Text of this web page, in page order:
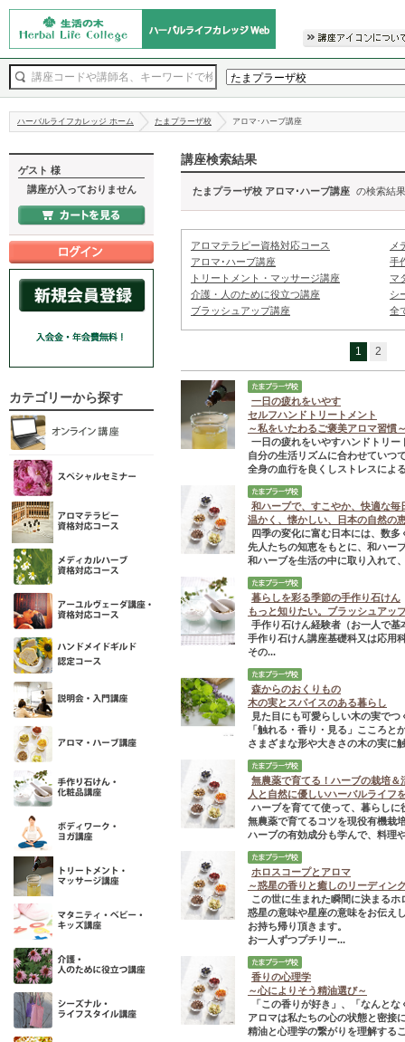
ハーバルライフカレッジ ホーム たまプラーザ校 アロマ･ハーブ講座
ゲスト 様
講座が入っておりません
カテゴリーから探す
講座検索結果
たまプラーザ校 アロマ･ハーブ講座 の検索結
アロマテラピー資格対応コース
メ
アロマ･ハーブ講座
手
トリートメント・マッサージ講座
マ
介護・人のために役立つ講座
シ
ブラッシュアップ講座
全
1 2
一日の疲れをいやす
セルフハンドトリートメント
～私をいたわるご褒美アロマ習慣
一日の疲れをいやすハンドトリー
自分の生活リズムに合わせていつ
全身の血行を良くしストレスによ
和ハーブで、すこやか、快適な毎
温かく、懐かしい、日本の自然の
四季の変化に富む日本には、数
先人たちの知恵をもとに、和ハー
和ハーブを生活の中に取り入れて
暮らしを彩る季節の手作り石けん
もっと知りたい。ブラッシュアッ
手作り石けん経験者（お一人で
手作り石けん講座基礎科又は応用
その...
森からのおくりもの
木の実とスパイスのある暮らし
見た目にも可愛らしい木の実で
「触れる・香り・見る」こころと
さまざまな形や大きさの木の実に
無農薬で育てる！ハーブの栽培＆
人と自然に優しいハーバルライフ
ハーブを育てて使って、暮らしに
無農薬で育てるコツを現役有機栽
ハーブの有効成分も学んで、料理
ホロスコープとアロマ
～惑星の香りと癒しのリーディン
この世に生まれた瞬間に決まるホ
惑星の意味や星座の意味をお伝え
お持ち帰り頂きます。
お一人ずつプチリー...
香りの心理学
～心によりそう精油選び～
「この香りが好き」、「なんと
アロマは私たちの心の状態と密接
精油と心理学の繋がりを理解する